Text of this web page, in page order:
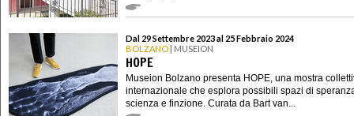
Dal 29 Settembre 2023 al 25 Febbraio 2024
BOLZANO | MUSEION
HOPE
Museion Bolzano presenta HOPE, una mostra
internazionale che esplora possibili spazi di
scienza e finzione. Curata da Bart van...